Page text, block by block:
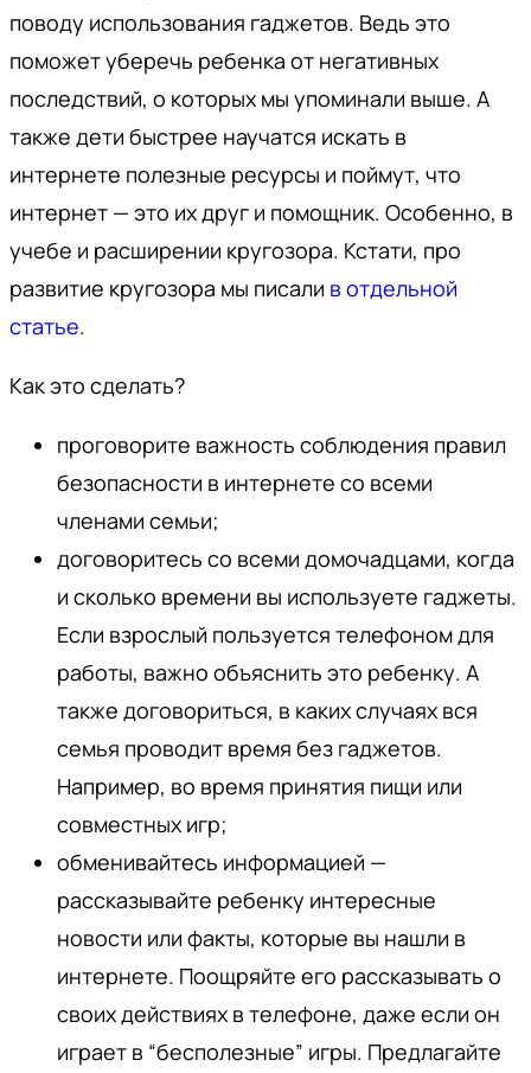
поводу использования гаджетов. Ведь это
поможет уберечь ребенка от негативных
последствий, о которых мы упоминали выше. А
также дети быстрее научатся искать в
интернете полезные ресурсы и поймут, что
интернет — это их друг и помощник. Особенно, в
учебе и расширении кругозора. Кстати, про
развитие кругозора мы писали в отдельной
статье.
Как это сделать?
проговорите важность соблюдения правил
безопасности в интернете со всеми
членами семьи;
договоритесь со всеми домочадцами, когда
и сколько времени вы используете гаджеты.
Если взрослый пользуется телефоном для
работы, важно объяснить это ребенку. А
также договориться, в каких случаях вся
семья проводит время без гаджетов.
Например, во время принятия пищи или
совместных игр;
обменивайтесь информацией —
рассказывайте ребенку интересные
новости или факты, которые вы нашли в
интернете. Поощряйте его рассказывать о
своих действиях в телефоне, даже если он
играет в “бесполезные” игры. Предлагайте